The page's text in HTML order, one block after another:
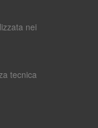
nei
tecnica